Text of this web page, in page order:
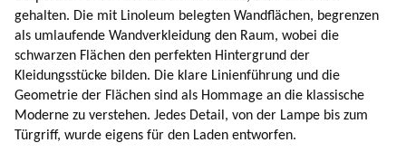
gehalten. Die mit Linoleum belegten Wandflächen, begrenzen
als umlaufende Wandverkleidung den Raum, wobei die
schwarzen Flächen den perfekten Hintergrund der
Kleidungsstücke bilden. Die klare Linienführung und die
Geometrie der Flächen sind als Hommage an die klassische
Moderne zu verstehen. Jedes Detail, von der Lampe bis zum
Türgriff, wurde eigens für den Laden entworfen.